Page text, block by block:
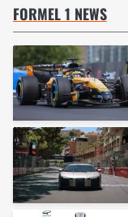
FORMEL 1 NEWS